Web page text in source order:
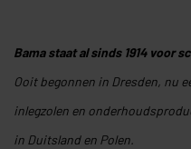
Bama staat al sinds 1914 voor
Ooit begonnen in Dresden, nu
inlegzolen en
in Duitsland en Polen.